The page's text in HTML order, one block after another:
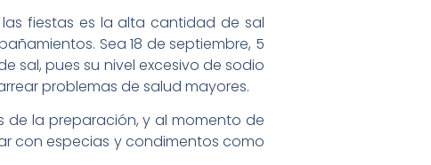
fiestas es la alta cantidad de sal
Sea 18 de septiembre, 5
sal, pues su nivel excesivo de sodio
problemas de salud mayores.
de la preparación, y al momento de
con especias y condimentos como